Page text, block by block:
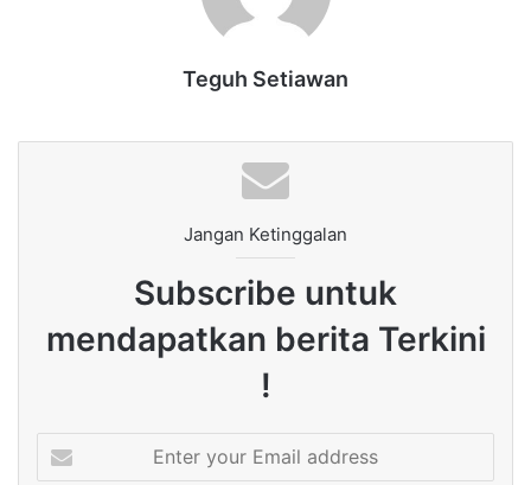
Teguh Setiawan
Jangan Ketinggalan
Subscribe untuk
mendapatkan berita Terkini
!
your